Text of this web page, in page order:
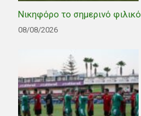
Νικηφόρο το σημερινό φιλικό
08/08/2026